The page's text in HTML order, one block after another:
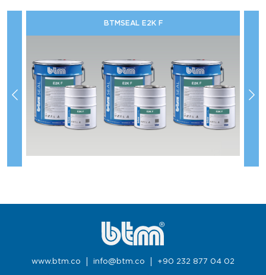
BTMSEAL E2K F
www.btm.co info@btm.co +90 232 877 04 02